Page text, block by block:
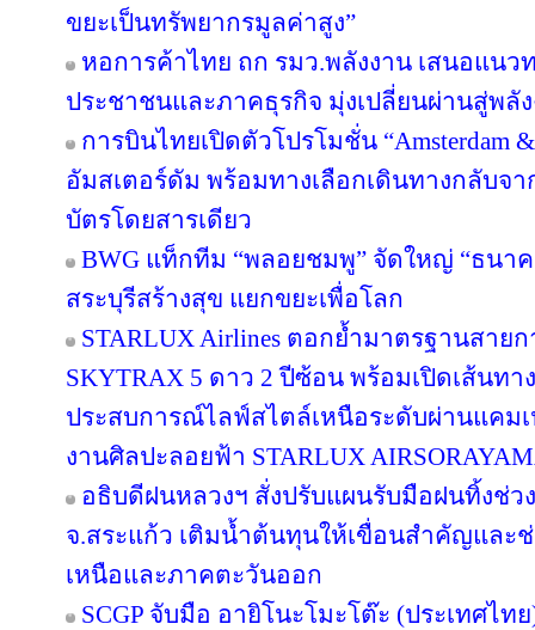
ขยะเป็นทรัพยากรมูลค่าสูง”
หอการค้าไทย ถก รมว.พลังงาน เสนอแน
ประชาชนและภาคธุรกิจ มุ่งเปลี่ยนผ่านสู่พลั
การบินไทยเปิดตัวโปรโมชั่น “Amsterdam
อัมสเตอร์ดัม พร้อมทางเลือกเดินทางกลับจา
บัตรโดยสารเดียว
BWG แท็กทีม “พลอยชมพู” จัดใหญ่ “ธนา
สระบุรีสร้างสุข แยกขยะเพื่อโลก
STARLUX Airlines ตอกย้ำมาตรฐานสาย
SKYTRAX 5 ดาว 2 ปีซ้อน พร้อมเปิดเส้นทา
ประสบการณ์ไลฟ์สไตล์เหนือระดับผ่านแคมเ
งานศิลปะลอยฟ้า STARLUX
อธิบดีฝนหลวงฯ สั่งปรับแผนรับมือฝนทิ้งช่ว
จ.สระแก้ว เติมน้ำต้นทุนให้เขื่อนสำคัญและ
เหนือและภาคตะวันออก
SCGP จับมือ อายิโนะโมะโต๊ะ (ประเทศไท